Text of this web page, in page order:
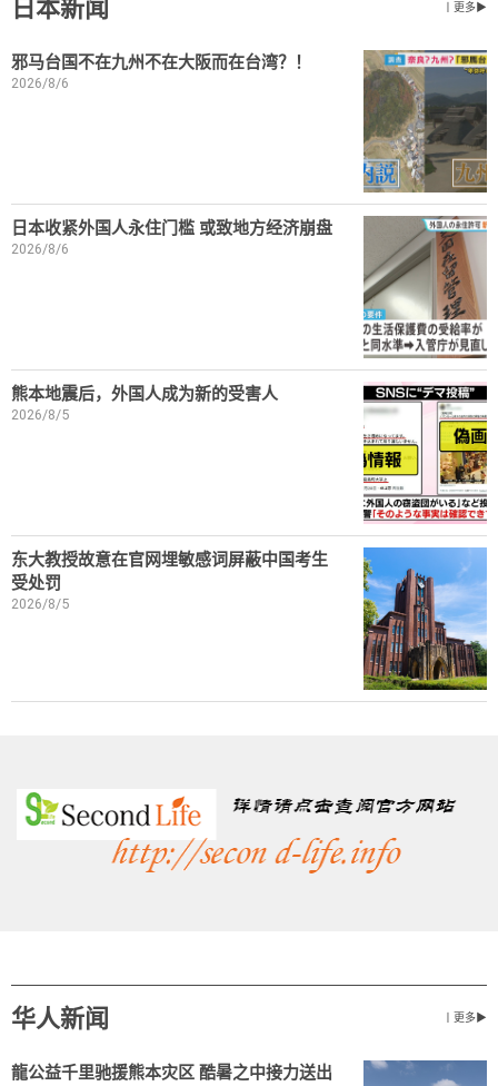
丨更多▶
邪马台国不在九州不在大阪而在台湾？！
2026/8/6
日本收紧外国人永住门槛 或致地方经济崩盘
2026/8/6
熊本地震后，外国人成为新的受害人
2026/8/5
东大教授故意在官网埋敏感词屏蔽中国考生
受处罚
2026/8/5
华人新闻 丨更多▶
龍公益千里驰援熊本灾区 酷暑之中接力送出